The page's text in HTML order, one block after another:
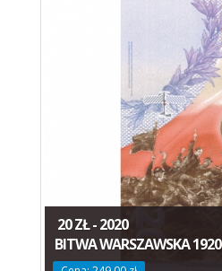
20 ZŁ - 2020
BITWA WARSZAWSKA 1920